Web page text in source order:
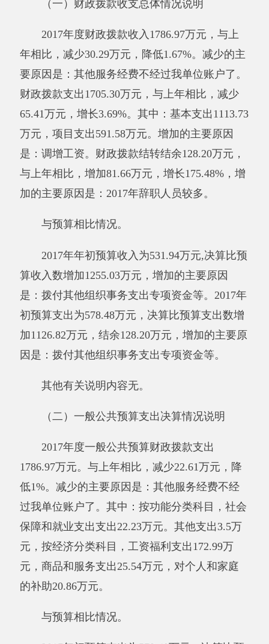
元，商品和服务支出25.54万元，对个人和家庭
与预算相比情况。
2017年初预算支出为578.48万元，决算比预
算支出数增加1126.82万元，结余128.20万元，增
加的主要原因是：拨付其他组织事务支出专项资
金等。
其他有关说明内容无。
元，与上年相比，无增减变化。政府性基金预算
与预算相比情况无。
其他有关说明内容。
年相比，无增减变化。
与预算相比情况无。
其他有关说明内容。
三、部门结转结余情况
2017年末结转结余128.2万元。与上年相
原因：2017年辞职人员较多。
其他有关说明内容无。
四、一般公共预算“三公”经费支出情况
2017年度一般公共预算“三公”经费支出决算